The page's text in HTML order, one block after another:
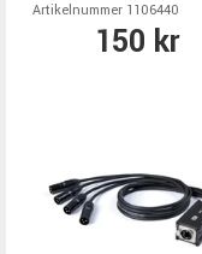
Artikelnummer 1106440
150 kr